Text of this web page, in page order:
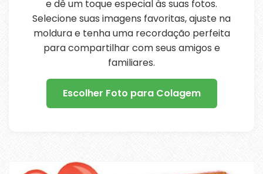
e dê um toque especial às suas fotos.
Selecione suas imagens favoritas, ajuste na
moldura e tenha uma recordação perfeita
para compartilhar com seus amigos e
familiares.
Escolher Foto para Colagem